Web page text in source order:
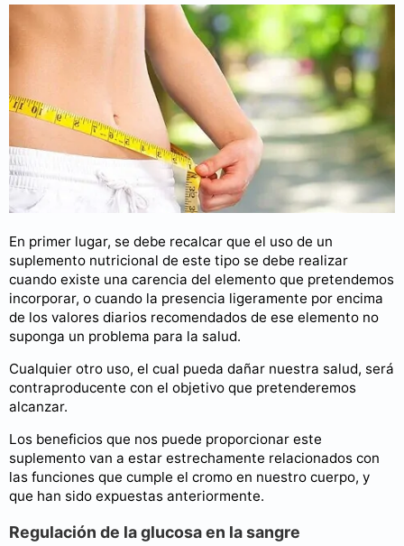
En primer lugar, se debe recalcar que el uso de un
suplemento nutricional de este tipo se debe realizar
cuando existe una carencia del elemento que pretendemos
incorporar, o cuando la presencia ligeramente por encima
de los valores diarios recomendados de ese elemento no
suponga un problema para la salud.
Cualquier otro uso, el cual pueda dañar nuestra salud, será
contraproducente con el objetivo que pretenderemos
alcanzar.
Los beneficios que nos puede proporcionar este
suplemento van a estar estrechamente relacionados con
las funciones que cumple el cromo en nuestro cuerpo, y
que han sido expuestas anteriormente.
Regulación de la glucosa en la sangre